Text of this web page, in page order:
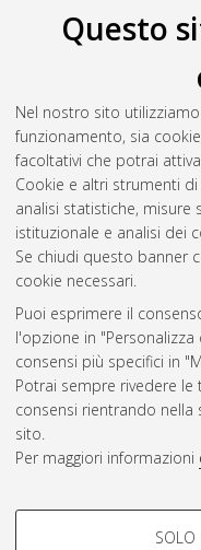
Questo
Nel nostro sito
funzionamento, sia
facoltativi che potrai
Cookie e altri strumenti
analisi statistiche, misure
istituzionale e analisi dei
Se chiudi questo banner
cookie necessari.
Puoi esprimere il
l'opzione in
consensi più specifici in
Potrai sempre rivedere
consensi rientrando
sito.
Per maggiori informazioni
COOKIE DI
SOLO
utilizzo
Ogni altro diritto
Altri
Atom
Rss 1.0
Rss 2.0
AMS Laurea
Impostazioni Cookie
Informativa sulla